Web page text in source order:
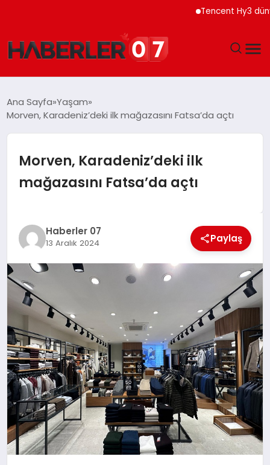
Tencent Hy3 dünya
EKONOMI
YAŞAM
SPOR
EĞITIM
MAGAZIN
DIĞER
Ana Sayfa Yaşam
Morven, Karadeniz’deki ilk mağazasını Fatsa’da açtı
Morven, Karadeniz’deki ilk
mağazasını Fatsa’da açtı
Haberler 07
13 Aralık 2024 Paylaş